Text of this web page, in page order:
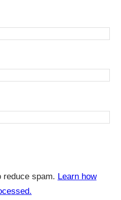
spam. Learn how